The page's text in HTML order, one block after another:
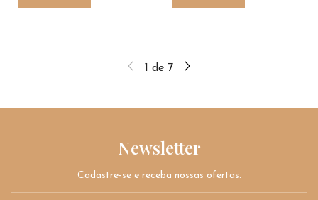
1 de 7
Newsletter
Cadastre-se e receba nossas ofertas.